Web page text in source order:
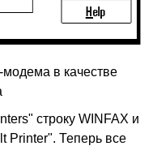
в качестве
строку WINFAX и
Printer". Теперь все